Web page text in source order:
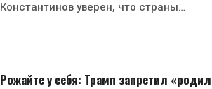
Константинов уверен, что страны…
Рожайте у себя: Трамп запретил